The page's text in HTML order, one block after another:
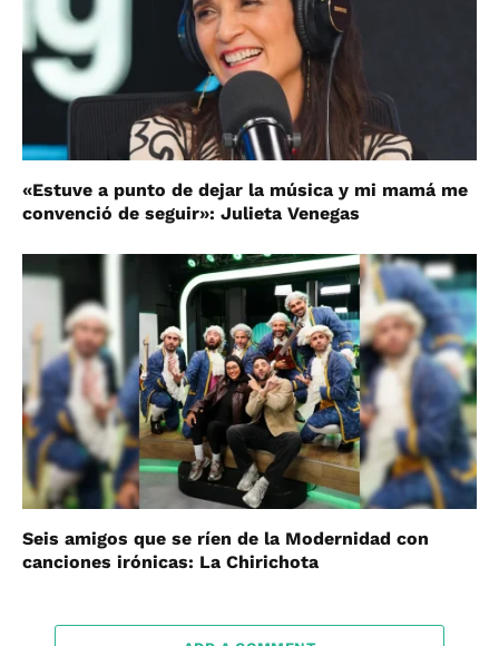
«Estuve a punto de dejar la música y mi mamá me
convenció de seguir»: Julieta Venegas
Seis amigos que se ríen de la Modernidad con
canciones irónicas: La Chirichota